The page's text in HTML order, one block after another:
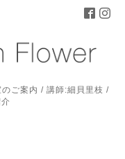
ご案内 / 講師:細貝里枝 /